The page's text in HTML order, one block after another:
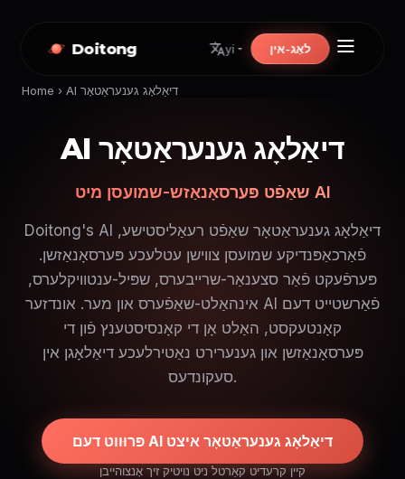
Doitong yi לאָג-אין
Home › AI דיאַלאָג גענעראַטאָר
AI דיאַלאָג גענעראַטאָר
שאַפֿט פּערסאָנאַזש-שמועסן מיט AI
Doitong's AI דיאַלאָג גענעראַטאָר שאַפֿט רעאַליסטישע,
פֿאַרכאַפּנדיקע שמועסן צווישן עטלעכע פּערסאָנאַזשן.
פּערפֿעקט פֿאַר סצענאַר-שרייבערס, שפּיל-ענטוויקלערס,
אינהאַלט-שאַפֿערס און מער. אונדזער AI פֿאַרשטייט דעם
קאָנטעקסט, האַלט אָן די קאָנסיסטענץ פֿון די
פּערסאָנאַזשן און גענערירט נאַטירלעכע דיאַלאָגן אין
סעקונדעס.
פּרוּווט דעם AI דיאַלאָג גענעראַטאָר איצט
קיין קרעדיט קאַרטל ניט נויטיק זיך אָנצוהייבן